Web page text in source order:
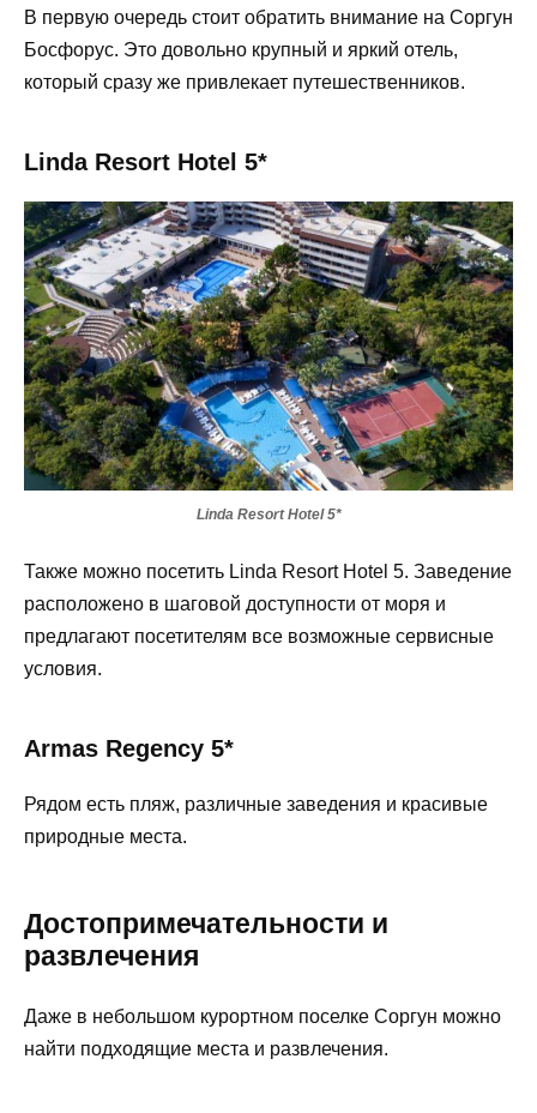
В первую очередь стоит обратить внимание на Соргун
Босфорус. Это довольно крупный и яркий отель,
который сразу же привлекает путешественников.
Linda Resort Hotel 5*
Linda Resort Hotel 5*
Также можно посетить Linda Resort Hotel 5. Заведение
расположено в шаговой доступности от моря и
предлагают посетителям все возможные сервисные
условия.
Armas Regency 5*
Рядом есть пляж, различные заведения и красивые
природные места.
Достопримечательности и
развлечения
Даже в небольшом курортном поселке Соргун можно
найти подходящие места и развлечения.